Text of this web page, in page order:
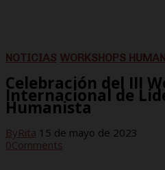
NOTICIAS WORKSHOPS
Celebración del III
Internacional de
Humanista
ByRita 15 de mayo de 2023
0Comments